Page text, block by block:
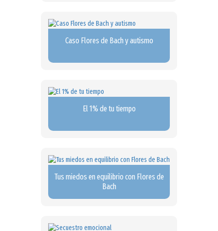
Caso Flores de Bach y autismo
El 1% de tu tiempo
Tus miedos en equilibrio con Flores de
Bach